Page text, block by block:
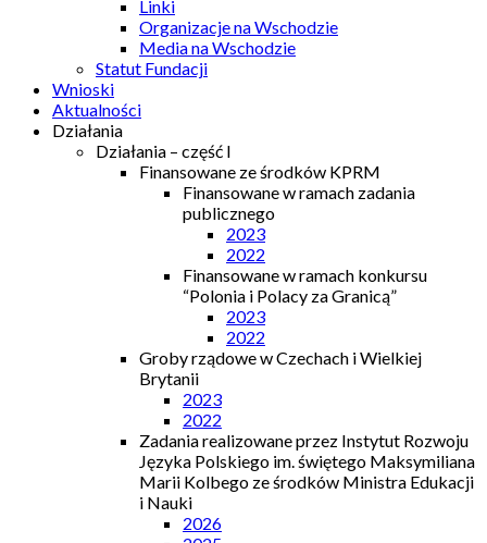
Linki
Organizacje na Wschodzie
Media na Wschodzie
Statut Fundacji
Wnioski
Aktualności
Działania
Działania – część I
Finansowane ze środków KPRM
Finansowane w ramach zadania
publicznego
2023
2022
Finansowane w ramach konkursu
“Polonia i Polacy za Granicą”
2023
2022
Groby rządowe w Czechach i Wielkiej
Brytanii
2023
2022
Zadania realizowane przez Instytut Rozwoju
Języka Polskiego im. świętego Maksymiliana
Marii Kolbego ze środków Ministra Edukacji
i Nauki
2026